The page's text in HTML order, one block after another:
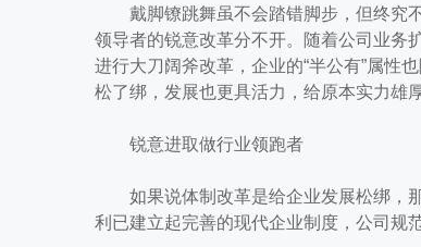
戴脚镣跳舞虽不会踏错脚步，但终究不
领导者的锐意改革分不开。随着公司业务
进行大刀阔斧改革，企业的“半公有”属性
松了绑，发展也更具活力，给原本实力雄
锐意进取做行业领跑者
如果说体制改革是给企业发展松绑，那
利已建立起完善的现代企业制度，公司规